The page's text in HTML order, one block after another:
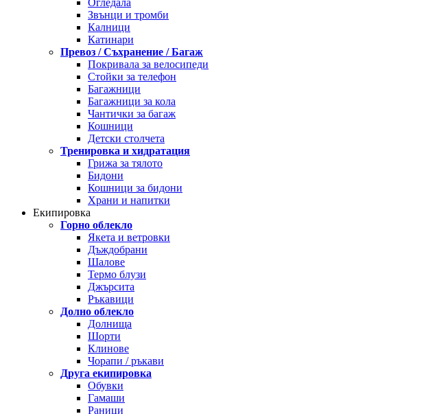
Огледала
Звънци и тромби
Калници
Катинари
Превоз / Съхранение / Багаж
Покривала за велосипеди
Стойки за телефон
Багажници
Багажници за кола
Чантички за багаж
Кошници
Детски столчета
Тренировка и хидратация
Грижа за тялото
Бидони
Кошници за бидони
Храни и напитки
Екипировка
Горно облекло
Якета и ветровки
Дъждобрани
Шалове
Термо блузи
Джърсита
Ръкавици
Долно облекло
Долнища
Шорти
Клинове
Чорапи / ръкави
Друга екипировка
Обувки
Гамаши
Раници